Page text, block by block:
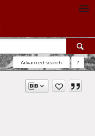
Advanced search ?